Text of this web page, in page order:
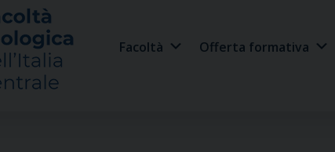
Facoltà Offerta formativa